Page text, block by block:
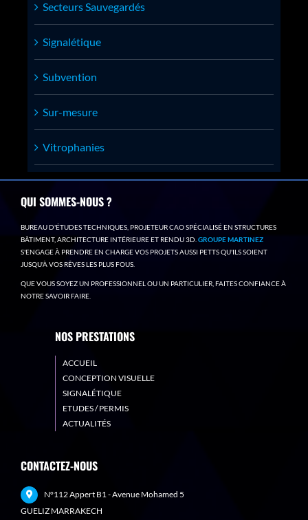
Secteurs Sauvegardés
Signalétique
Subvention
Sur-mesure
Vitrophanies
QUI SOMMES-NOUS ?
BUREAU D'ÉTUDES TECHNIQUES, PROJETEUR CAO SPÉCIALISÉ EN STRUCTURES
BÂTIMENT, ARCHITECTURE INTÉRIEURE ET RENDU 3D. GROUPE MARTINEZ
S'ENGAGE À PRENDRE EN CHARGE VOS PROJETS AUSSI PETTS QU'ILS SOIENT
JUSQU'À VOS RÊVES LES PLUS FOUS.
QUE VOUS SOYEZ UN PROFESSIONNEL OU UN PARTICULIER, FAITES CONFIANCE À
NOTRE SAVOIR FAIRE.
NOS PRESTATIONS
ACCUEIL
CONCEPTION VISUELLE
SIGNALÉTIQUE
ETUDES / PERMIS
ACTUALITÉS
CONTACTEZ-NOUS
N°112 Appert B1 - Avenue Mohamed 5
GUELIZ MARRAKECH